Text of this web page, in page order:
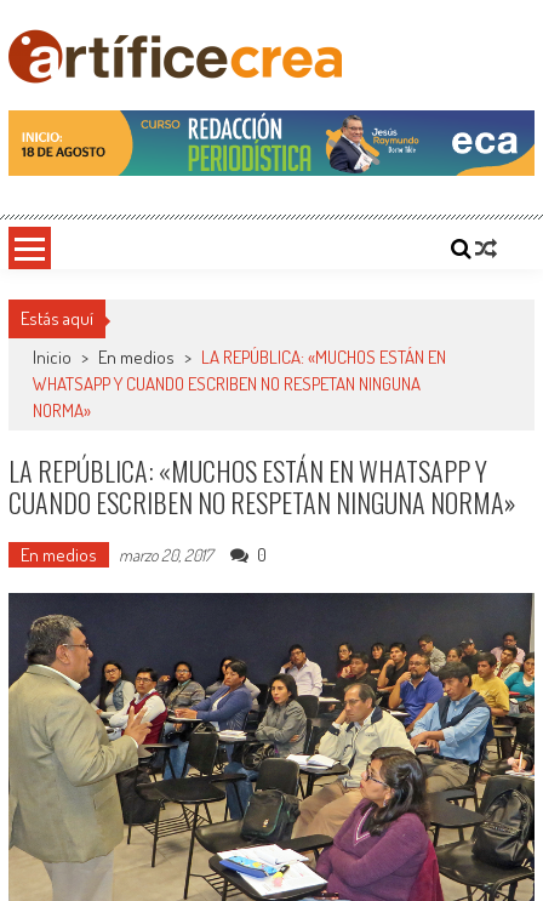
contenido
Artificecrea
Blog de Artífice Comunicadores, elaboramos contenidos periodísticos y editoriales en
diversos formatos, capacitamos en temas de comunicación y educación.
Estás aquí
Inicio > En medios > LA REPÚBLICA: «MUCHOS ESTÁN EN
WHATSAPP Y CUANDO ESCRIBEN NO RESPETAN NINGUNA
NORMA»
LA REPÚBLICA: «MUCHOS ESTÁN EN WHATSAPP Y
CUANDO ESCRIBEN NO RESPETAN NINGUNA NORMA»
En medios marzo 20, 2017 0